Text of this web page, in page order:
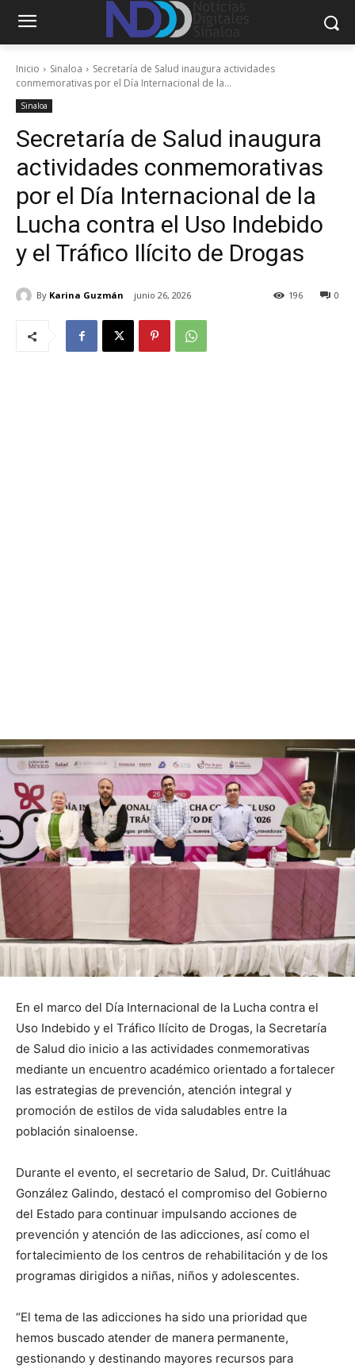
Inicio Sinaloa
Secretaría de Salud inaugura actividades
conmemorativas por el Día Internacional de la...
Sinaloa
Secretaría de Salud inaugura
actividades conmemorativas
por el Día Internacional de la
Lucha contra el Uso Indebido
y el Tráfico Ilícito de Drogas
By Karina Guzmán junio 26, 2026 0
196
En el marco del Día Internacional de la Lucha contra el
Uso Indebido y el Tráfico Ilícito de Drogas, la Secretaría
de Salud dio inicio a las actividades conmemorativas
mediante un encuentro académico orientado a fortalecer
las estrategias de prevención, atención integral y
promoción de estilos de vida saludables entre la
población sinaloense.
Durante el evento, el secretario de Salud, Dr. Cuitláhuac
González Galindo, destacó el compromiso del Gobierno
del Estado para continuar impulsando acciones de
prevención y atención de las adicciones, así como el
fortalecimiento de los centros de rehabilitación y de los
programas dirigidos a niñas, niños y adolescentes.
“El tema de las adicciones ha sido una prioridad que
hemos buscado atender de manera permanente,
gestionando y destinando mayores recursos para